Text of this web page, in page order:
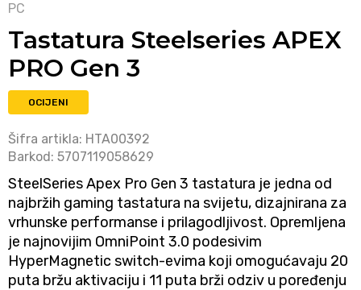
PC
Tastatura Steelseries APEX
PRO Gen 3
OCIJENI
Šifra artikla: HTA00392
Barkod: 5707119058629
SteelSeries Apex Pro Gen 3 tastatura je jedna od
najbržih gaming tastatura na svijetu, dizajnirana za
vrhunske performanse i prilagodljivost. Opremljena
je najnovijim OmniPoint 3.0 podesivim
HyperMagnetic switch-evima koji omogućavaju 20
puta bržu aktivaciju i 11 puta brži odziv u poređenju